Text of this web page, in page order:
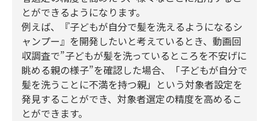
とができるようになります。
例えば、『子どもが自分で髪を洗えるようになるシ
ャンプー』を開発したいと考えているとき、動画回
収調査で”子どもが髪を洗っているところを不安げに
眺める親の様子”を確認した場合、「子どもが自分で
髪を洗うことに不満を持つ親」という対象者設定を
発見することができ、対象者選定の精度を高めるこ
とができます。